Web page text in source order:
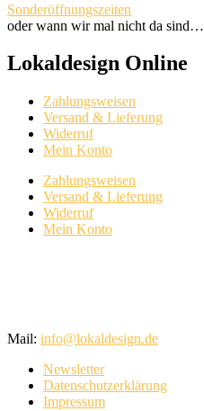
Sonderöffnungszeiten
oder wann wir mal nicht da sind…
Lokaldesign Online
Zahlungsweisen
Versand & Lieferung
Widerruf
Mein Konto
Zahlungsweisen
Versand & Lieferung
Widerruf
Mein Konto
Mail: info@lokaldesign.de
Newsletter
Datenschutzerklärung
Impressum